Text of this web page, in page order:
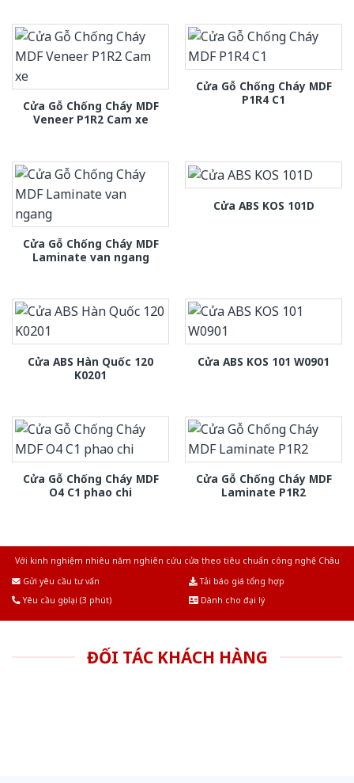
Cửa Gỗ Chống Cháy MDF
Veneer P1R2 Cam xe
Cửa Gỗ Chống Cháy MDF
P1R4 C1
Cửa Gỗ Chống Cháy MDF
Laminate van ngang
Cửa ABS KOS 101D
Cửa ABS Hàn Quốc 120
K0201
Cửa ABS KOS 101 W0901
Cửa Gỗ Chống Cháy MDF
O4 C1 phao chi
Cửa Gỗ Chống Cháy MDF
Laminate P1R2
Với kinh nghiệm nhiêu năm nghiên cứu cửa theo tiêu chuẩn công nghệ Châu
Gửi yêu cầu tư vấn
Tải báo giá tổng hợp
Yêu cầu gọi lại (3 phút)
Dành cho đại lý
ĐỐI TÁC KHÁCH HÀNG